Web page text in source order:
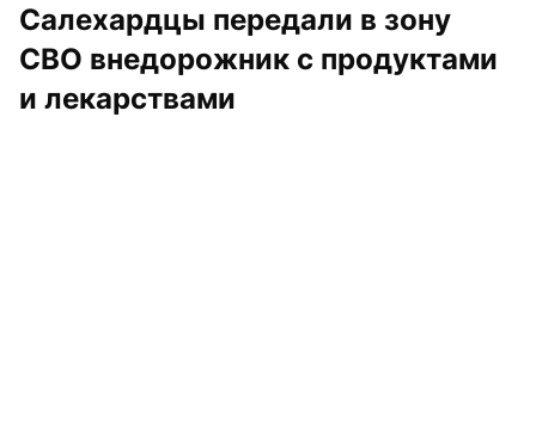
Салехардцы передали в зону
СВО внедорожник с продуктами
и лекарствами